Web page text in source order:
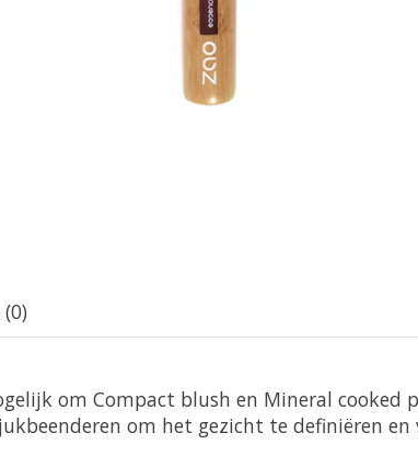
om Compact blush en Mineral cooked
om het gezicht te definiëren en